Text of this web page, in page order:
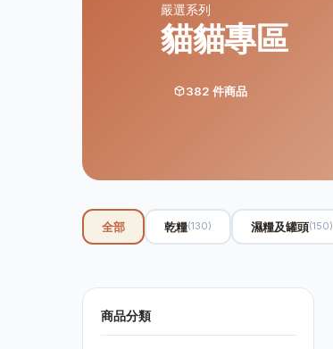
嚴選系列
貓貓專區
382 件商品
全部 乾糧(130) 濕糧及罐頭(150)
商品分類